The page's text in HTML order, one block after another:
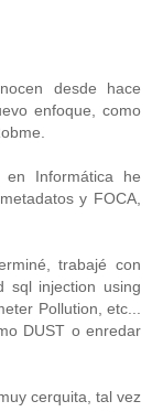
desde hace
enfoque, como
Informática he
y FOCA,
trabajé con
sql injection using
Pollution, etc...
DUST o enredar
cerquita, tal vez